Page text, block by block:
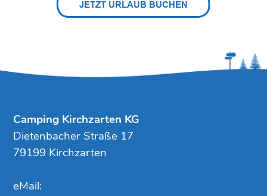
Camping Kirchzarten KG
Dietenbacher Straße 17
79199 Kirchzarten
eMail: